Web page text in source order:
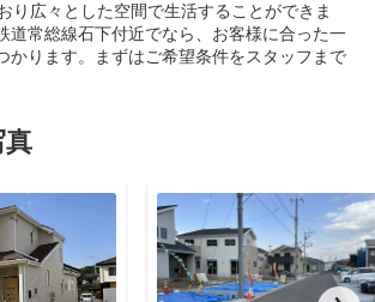
り広々とした空間で生活することができま
道常総線石下付近でなら、お客様に合った一
かります。まずはご希望条件をスタッフまで
真